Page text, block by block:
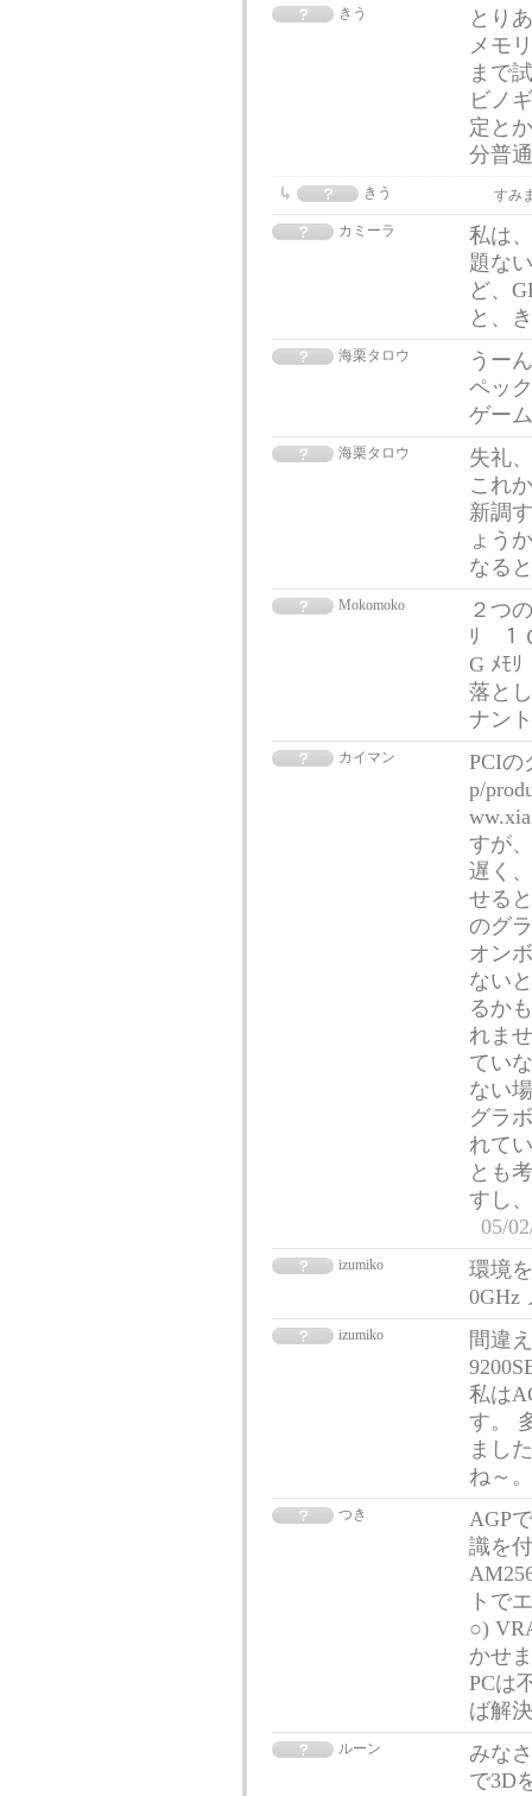
きう
とり
メモ
まで
ビノ
定と
分普
きう すみ
カミーラ
私は
題な
ど、
と、
海栗タロウ
うー
ペッ
ゲー
海栗タロウ
失礼
これ
新調
ょう
なる
Mokomoko
２つ
ﾘ １
G ﾒﾓ
落と
ナン
カイマン
PCIの
p/
すが
遅く
せる
のグ
オン
ない
るか
れま
てい
ない
グラ
れて
とも
すし
05/
izumiko
環境
0GHz
izumiko
間違
私は
す。
まし
ね～
つき
AGP
識を
トで
○)
かせ
PCは
ば解
ルーン
みな
で3D